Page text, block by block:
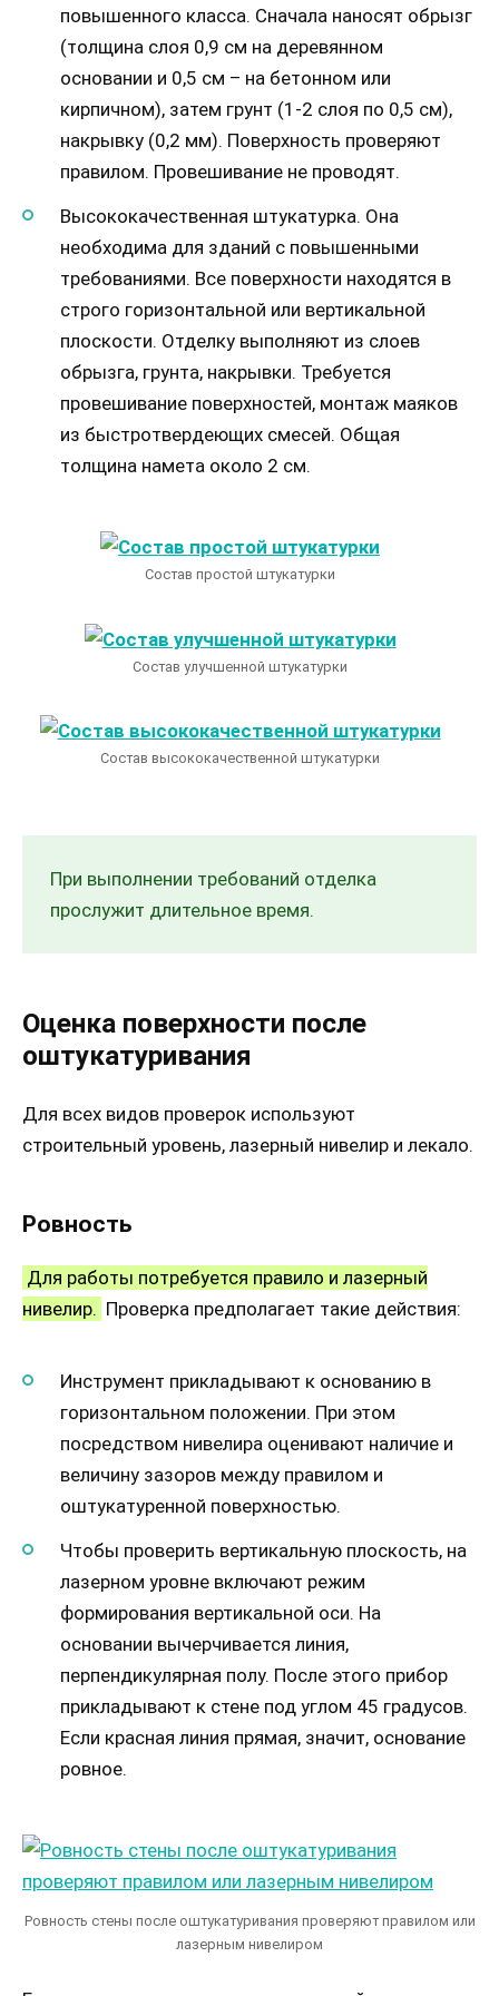
повышенного класса. Сначала наносят обрызг
(толщина слоя 0,9 см на деревянном
основании и 0,5 см – на бетонном или
кирпичном), затем грунт (1-2 слоя по 0,5 см),
накрывку (0,2 мм). Поверхность проверяют
правилом. Провешивание не проводят.
Высококачественная штукатурка. Она
необходима для зданий с повышенными
требованиями. Все поверхности находятся в
строго горизонтальной или вертикальной
плоскости. Отделку выполняют из слоев
обрызга, грунта, накрывки. Требуется
провешивание поверхностей, монтаж маяков
из быстротвердеющих смесей. Общая
толщина намета около 2 см.
Состав простой штукатурки
Состав улучшенной штукатурки
Состав высококачественной штукатурки
При выполнении требований отделка
прослужит длительное время.
Оценка поверхности после
оштукатуривания
Для всех видов проверок используют
строительный уровень, лазерный нивелир и лекало.
Ровность
Для работы потребуется правило и лазерный
нивелир. Проверка предполагает такие действия:
Инструмент прикладывают к основанию в
горизонтальном положении. При этом
посредством нивелира оценивают наличие и
величину зазоров между правилом и
оштукатуренной поверхностью.
Чтобы проверить вертикальную плоскость, на
лазерном уровне включают режим
формирования вертикальной оси. На
основании вычерчивается линия,
перпендикулярная полу. После этого прибор
прикладывают к стене под углом 45 градусов.
Если красная линия прямая, значит, основание
ровное.
Ровность стены после оштукатуривания проверяют правилом или
лазерным нивелиром